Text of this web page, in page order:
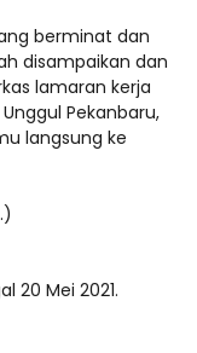
berminat dan
disampaikan dan
lamaran kerja
Pekanbaru,
langsung ke
20 Mei 2021.